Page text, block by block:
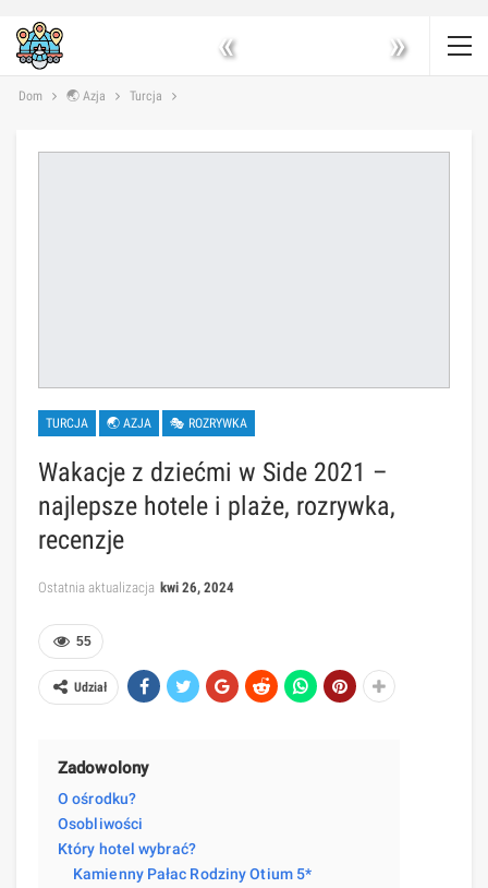
« »
Dom 🌏 Azja Turcja
TURCJA 🌏 AZJA 🎭 ROZRYWKA
Wakacje z dziećmi w Side 2021 –
najlepsze hotele i plaże, rozrywka,
recenzje
Ostatnia aktualizacja kwi 26, 2024
55
Udział
Zadowolony
O ośrodku?
Osobliwości
Który hotel wybrać?
Kamienny Pałac Rodziny Otium 5*